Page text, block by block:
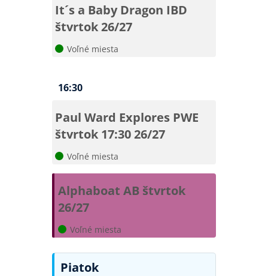
It´s a Baby Dragon IBD
štvrtok 26/27
Voľné miesta
16:30
Paul Ward Explores PWE
štvrtok 17:30 26/27
Voľné miesta
Alphaboat AB štvrtok
26/27
Voľné miesta
Piatok